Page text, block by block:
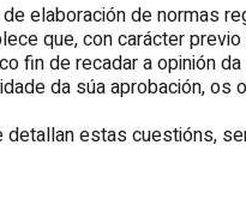
elaboración de normas
que, con carácter
fin de recadar a opinión
da súa aprobación,
estas cuestións,